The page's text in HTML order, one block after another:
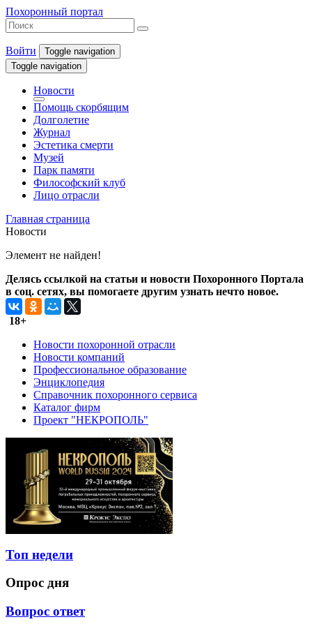
Похоронный портал
Войти
Toggle navigation
Toggle navigation
Новости
Помощь скорбящим
Долголетие
Журнал
Эстетика смерти
Музей
Парк памяти
Философский клуб
Лицо отрасли
Главная страница
Новости
Элемент не найден!
Делясь ссылкой на статьи и новости Похоронного Портала
в соц. сетях, вы помогаете другим узнать нечто новое.
18+
Новости похоронной отрасли
Новости компаний
Профессиональное образование
Энциклопедия
Справочник похоронного сервиса
Каталог фирм
Проект "НЕКРОПОЛЬ"
Топ недели
Опрос дня
Вопрос ответ